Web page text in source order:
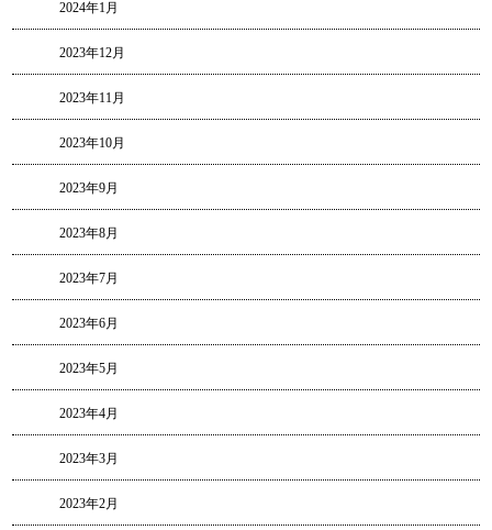
2024年1月
2023年12月
2023年11月
2023年10月
2023年9月
2023年8月
2023年7月
2023年6月
2023年5月
2023年4月
2023年3月
2023年2月